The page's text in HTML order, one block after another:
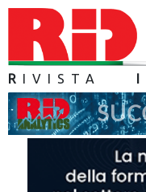
R IVISTA